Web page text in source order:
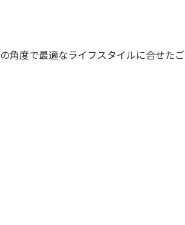
角度で最適なライフスタイルに合せたご